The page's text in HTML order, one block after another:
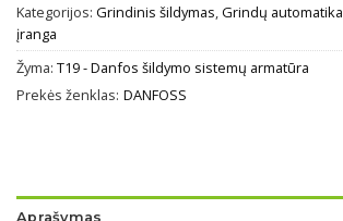
Kategorijos: Grindinis šildymas,Grindų automatika
įranga
Žyma: T19 - Danfos šildymo sistemų armatūra
Prekės ženklas: DANFOSS
Aprašymas